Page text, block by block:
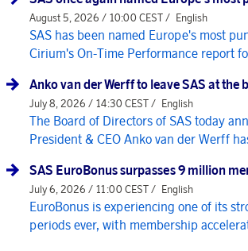
August 5, 2026 / 10:00 CEST / English
SAS has been named Europe's most
Cirium's On-Time Performance report
Anko van der Werff to leave SAS at the
July 8, 2026 / 14:30 CEST / English
The Board of Directors of SAS today
President & CEO Anko van der Werff
SAS EuroBonus surpasses 9 million
July 6, 2026 / 11:00 CEST / English
EuroBonus is experiencing one of its
periods ever, with membership